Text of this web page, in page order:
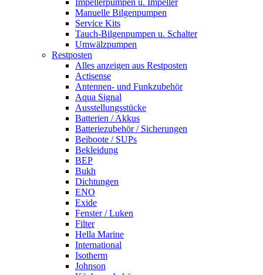
Impellerpumpen u. Impeller
Manuelle Bilgenpumpen
Service Kits
Tauch-Bilgenpumpen u. Schalter
Umwälzpumpen
Restposten
Alles anzeigen aus Restposten
Actisense
Antennen- und Funkzubehör
Aqua Signal
Ausstellungsstücke
Batterien / Akkus
Batteriezubehör / Sicherungen
Beiboote / SUPs
Bekleidung
BEP
Bukh
Dichtungen
ENO
Exide
Fenster / Luken
Filter
Hella Marine
International
Isotherm
Johnson